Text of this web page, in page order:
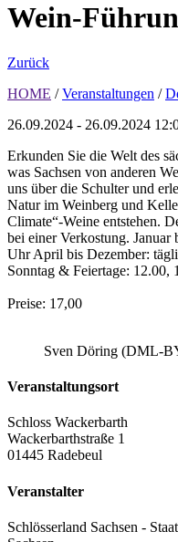
Wein-
Zurück
HOME / Veranstaltungen /
26.09.2024 - 26.09.2024
Erkunden Sie die Welt des
was Sachsen von anderen
uns über die Schulter und
Natur im Weinberg und
Climate“-Weine entstehen.
bei einer Verkostung.
Uhr April bis Dezember:
Sonntag & Feiertage:
Preise: 17,00
Sven Döring (DML-
Veranstaltungsort
Schloss Wackerbarth
Wackerbarthstraße 1
01445 Radebeul
Veranstalter
Schlösserland Sachsen -